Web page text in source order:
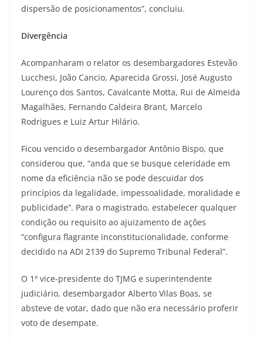
dispersão de posicionamentos”, concluiu.
Divergência
Acompanharam o relator os desembargadores Estevão
Lucchesi, João Cancio, Aparecida Grossi, José Augusto
Lourenço dos Santos, Cavalcante Motta, Rui de Almeida
Magalhães, Fernando Caldeira Brant, Marcelo
Rodrigues e Luiz Artur Hilário.
Ficou vencido o desembargador Antônio Bispo, que
considerou que, “anda que se busque celeridade em
nome da eficiência não se pode descuidar dos
princípios da legalidade, impessoalidade, moralidade e
publicidade”. Para o magistrado, estabelecer qualquer
condição ou requisito ao ajuizamento de ações
“configura flagrante inconstitucionalidade, conforme
decidido na ADI 2139 do Supremo Tribunal Federal”.
O 1º vice-presidente do TJMG e superintendente
judiciário, desembargador Alberto Vilas Boas, se
absteve de votar, dado que não era necessário proferir
voto de desempate.